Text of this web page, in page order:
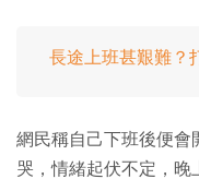
長途上班甚艱難？
網民稱自己下班後便會
哭，情緒起伏不定，晚